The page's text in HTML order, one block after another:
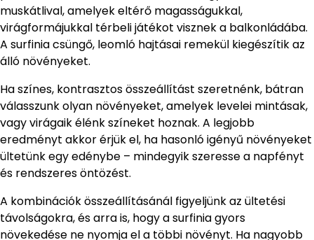
muskátlival, amelyek eltérő magasságukkal,
virágformájukkal térbeli játékot visznek a balkonládába.
A surfinia csüngő, leomló hajtásai remekül kiegészítik az
álló növényeket.
Ha színes, kontrasztos összeállítást szeretnénk, bátran
válasszunk olyan növényeket, amelyek levelei mintásak,
vagy virágaik élénk színeket hoznak. A legjobb
eredményt akkor érjük el, ha hasonló igényű növényeket
ültetünk egy edénybe – mindegyik szeresse a napfényt
és rendszeres öntözést.
A kombinációk összeállításánál figyeljünk az ültetési
távolságokra, és arra is, hogy a surfinia gyors
növekedése ne nyomja el a többi növényt. Ha nagyobb